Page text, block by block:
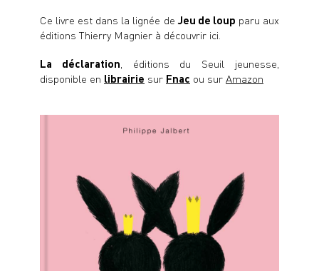
Ce livre est dans la lignée deJeu de loup paru aux
éditions Thierry Magnier à découvrir ici.
La déclaration , éditions du Seuil jeunesse,
disponible en librairie sur Fnac ou sur Amazon